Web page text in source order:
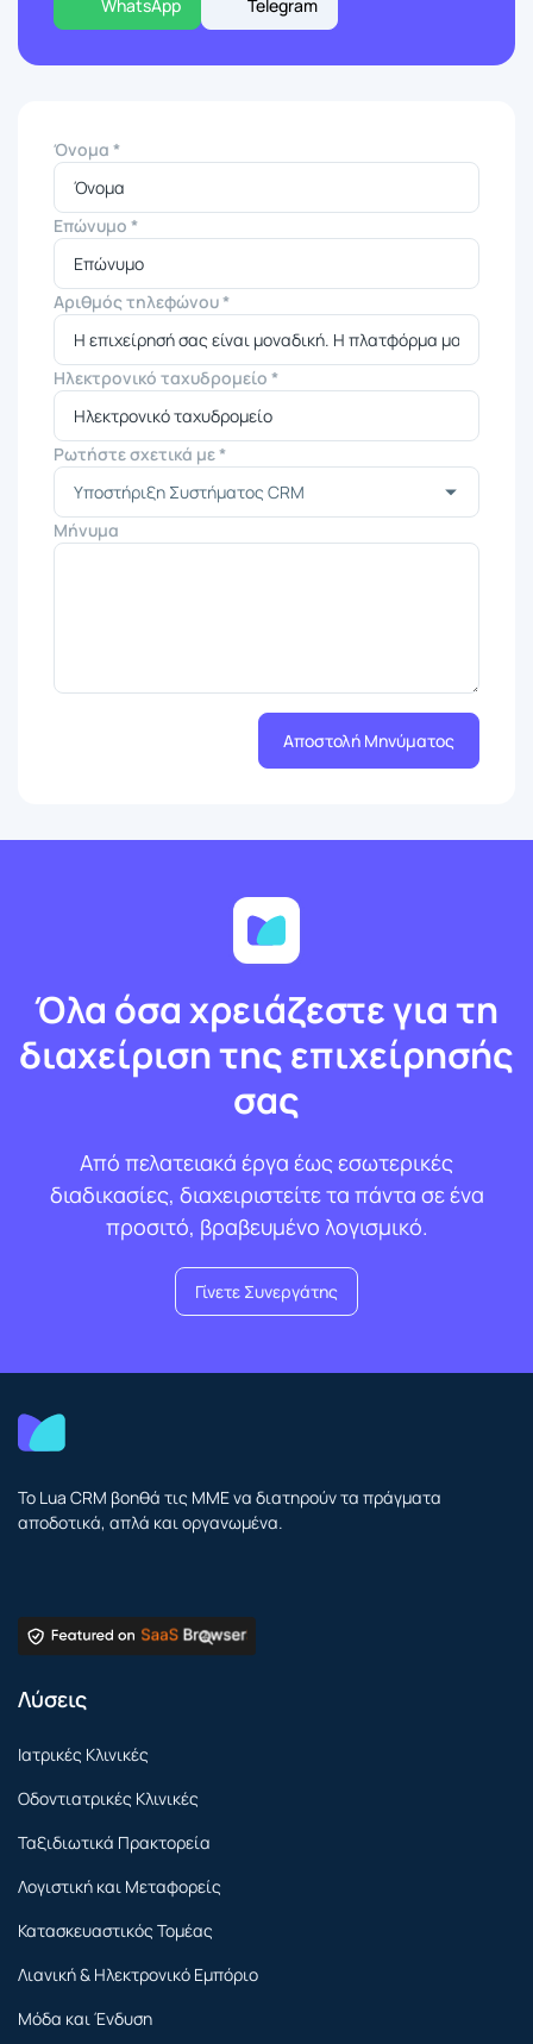
WhatsApp Telegram
Όνομα *
Επώνυμο *
Αριθμός τηλεφώνου *
Ηλεκτρονικό ταχυδρομείο *
Ρωτήστε σχετικά με *
Μήνυμα
Αποστολή Μηνύματος
Όλα όσα χρειάζεστε για τη
διαχείριση της επιχείρησής
σας
Από πελατειακά έργα έως εσωτερικές
διαδικασίες, διαχειριστείτε τα πάντα σε ένα
προσιτό, βραβευμένο λογισμικό.
Γίνετε Συνεργάτης
Το Lua CRM βοηθά τις ΜΜΕ να διατηρούν τα πράγματα
αποδοτικά, απλά και οργανωμένα.
Λύσεις
Ιατρικές Κλινικές
Οδοντιατρικές Κλινικές
Ταξιδιωτικά Πρακτορεία
Λογιστική και Μεταφορείς
Κατασκευαστικός Τομέας
Λιανική & Ηλεκτρονικό Εμπόριο
Μόδα και Ένδυση